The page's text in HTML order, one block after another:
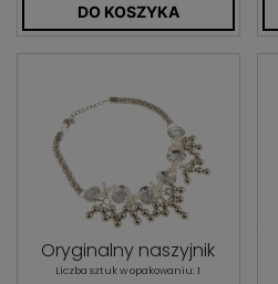
DO KOSZYKA
Oryginalny naszyjnik
Liczba sztuk w opakowaniu: 1